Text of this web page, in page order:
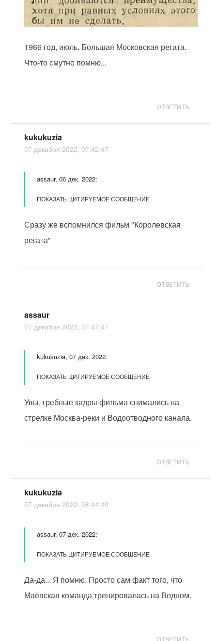
1966 год, июль. Большая Московская регата.
Что-то смутно помню...
ОТВЕТИТЬ
kukukuzia
07 декабря 2022, 07:42:47
assaur, 06 дек. 2022:
ПОКАЗАТЬ ЦИТИРУЕМОЕ СООБЩЕНИЕ
Сразу же вспомнился фильм "Королевская
регата"
ОТВЕТИТЬ
assaur
07 декабря 2022, 07:47:47
kukukuzia, 07 дек. 2022:
ПОКАЗАТЬ ЦИТИРУЕМОЕ СООБЩЕНИЕ
Увы, гребные кадры фильма снимались на
стрелке Москва-реки и Водоотводного канала.
ОТВЕТИТЬ
kukukuzia
07 декабря 2022, 08:44:40
assaur, 07 дек. 2022:
ПОКАЗАТЬ ЦИТИРУЕМОЕ СООБЩЕНИЕ
Да-да... Я помню. Просто сам факт того, что
Маёвская команда тренировалась на Водном.